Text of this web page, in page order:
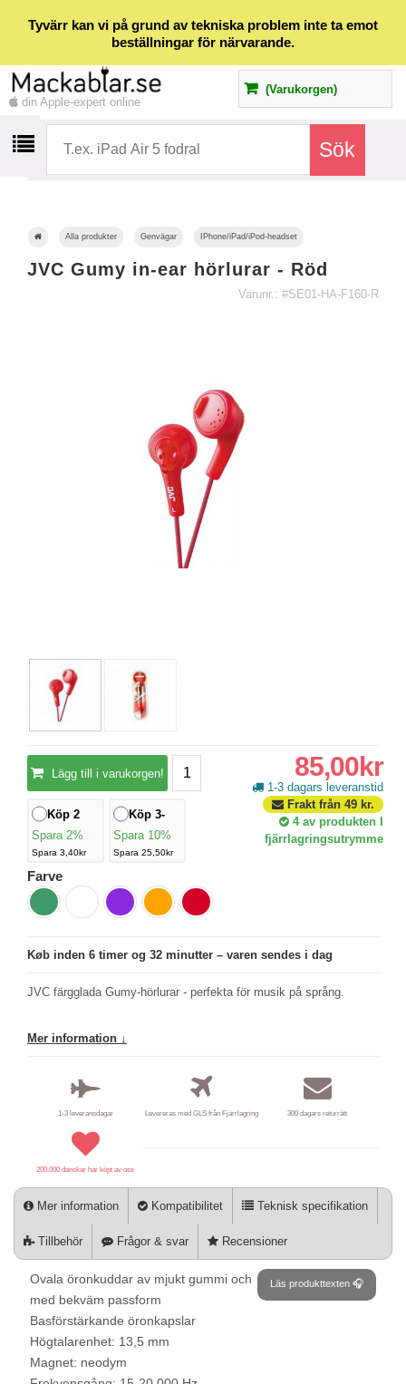
Tyvärr kan vi på grund av tekniska problem inte ta emot
beställningar för närvarande.
din Apple-expert online
(Varukorgen)
Alla produkter Genvägar IPhone/iPad/iPod-headset
JVC Gumy in-ear hörlurar - Röd
Varunr.: #SE01-HA-F160-R
Lägg till i varukorgen!
Köp 2
Spara 2%
Spara 3,40kr
Köp 3-
Spara 10%
Spara 25,50kr
85,00kr
1-3 dagars leveranstid
Frakt från 49kr.
4av produkten I
fjärrlagringsutrymme
Farve
Køb inden 6 timer og 32 minutter – varen sendes i dag
JVC färgglada Gumy-hörlurar - perfekta för musik på språng.
Mer information ↓
1-3 leveransdagar Levereras med GLS från Fjärrlagring 300 dagars returrätt
200.000 danskar har köpt av oss
Mer information Kompatibilitet Teknisk specifikation
Tillbehör Frågor & svar Recensioner
Läs produkttexten 🎧
Ovala öronkuddar av mjukt gummi och
med bekväm passform
Basförstärkande öronkapslar
Högtalarenhet: 13,5 mm
Magnet: neodym